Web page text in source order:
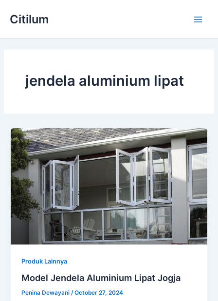
Citilum
jendela aluminium lipat
Produk Lainnya
Model Jendela Aluminium Lipat Jogja
Penina Dewayani/October 27, 2024